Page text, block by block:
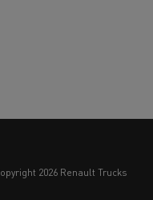
copyright 2026 Renault Trucks